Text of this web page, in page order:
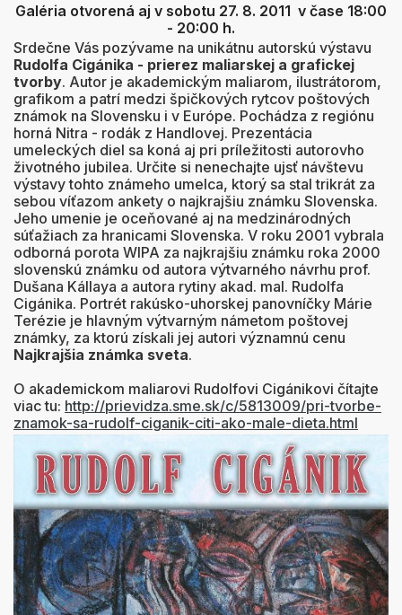
Galéria otvorená aj v sobotu 27. 8. 2011 v čase 18:00
- 20:00 h.
Srdečne Vás pozývame na unikátnu autorskú výstavu
Rudolfa Cigánika - prierez maliarskej a grafickej
tvorby. Autor je akademickým maliarom, ilustrátorom,
grafikom a patrí medzi špičkových rytcov poštových
známok na Slovensku i v Európe. Pochádza z regiónu
horná Nitra - rodák z Handlovej. Prezentácia
umeleckých diel sa koná aj pri príležitosti autorovho
životného jubilea. Určite si nenechajte ujsť návštevu
výstavy tohto známeho umelca, ktorý sa stal trikrát za
sebou víťazom ankety o najkrajšiu známku Slovenska.
Jeho umenie je oceňované aj na medzinárodných
súťažiach za hranicami Slovenska. V roku 2001 vybrala
odborná porota WIPA za najkrajšiu známku roka 2000
slovenskú známku od autora výtvarného návrhu prof.
Dušana Kállaya a autora rytiny akad. mal. Rudolfa
Cigánika. Portrét rakúsko-uhorskej panovníčky Márie
Terézie je hlavným výtvarným námetom poštovej
známky, za ktorú získali jej autori významnú cenu
Najkrajšia známka sveta.
O akademickom maliarovi Rudolfovi Cigánikovi čítajte
viac tu: http://prievidza.sme.sk/c/5813009/pri-tvorbe-
znamok-sa-rudolf-ciganik-citi-ako-male-dieta.html